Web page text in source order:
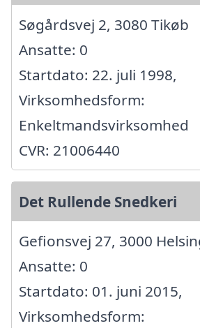
Søgårdsvej 2, 3080 Tikøb
Ansatte: 0
Startdato: 22. juli 1998,
Virksomhedsform:
Enkeltmandsvirksomhed
CVR: 21006440
Det Rullende Snedkeri
Gefionsvej 27, 3000
Ansatte: 0
Startdato: 01. juni 2015,
Virksomhedsform: